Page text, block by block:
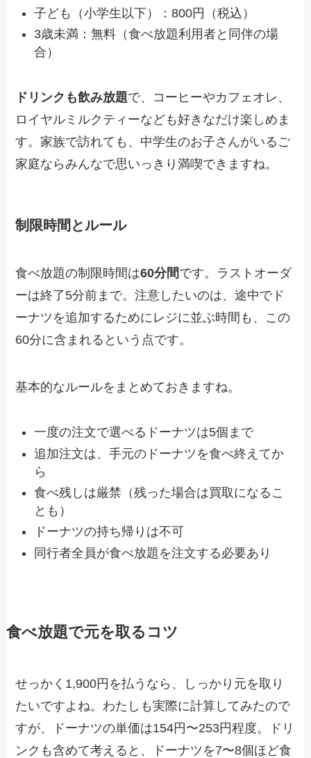
子ども（小学生以下）：800円（税込）
3歳未満：無料（食べ放題利用者と同伴の場
合）
ドリンクも飲み放題で、コーヒーやカフェオレ、
ロイヤルミルクティーなども好きなだけ楽しめま
す。家族で訪れても、中学生のお子さんがいるご
家庭ならみんなで思いっきり満喫できますね。
制限時間とルール
食べ放題の制限時間は60分間です。ラストオーダ
ーは終了5分前まで。注意したいのは、途中でド
ーナツを追加するためにレジに並ぶ時間も、この
60分に含まれるという点です。
基本的なルールをまとめておきますね。
一度の注文で選べるドーナツは5個まで
追加注文は、手元のドーナツを食べ終えてか
ら
食べ残しは厳禁（残った場合は買取になるこ
とも）
ドーナツの持ち帰りは不可
同行者全員が食べ放題を注文する必要あり
食べ放題で元を取るコツ
せっかく1,900円を払うなら、しっかり元を取り
たいですよね。わたしも実際に計算してみたので
すが、ドーナツの単価は154円〜253円程度。ドリ
ンクも含めて考えると、ドーナツを7〜8個ほど食